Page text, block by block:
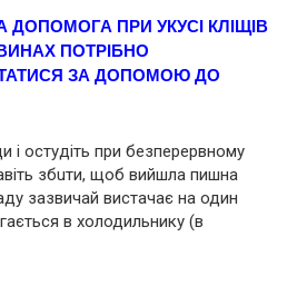
ДОПOМОГА ПРИ УКУCІ КЛIЩІВ
ПОТРІБНО
ЗА ДОПОМОЮ ДО
і остудіть при безперервному
збuти, щоб вийшла пишна
зазвичай вистачає на один
в холодильнику (в